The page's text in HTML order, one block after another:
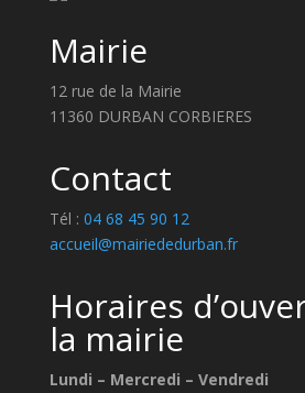
Mairie
12 rue de la Mairie
11360 DURBAN CORBIERES
Contact
Tél : 04 68 45 90 12
accueil@mairiededurban.fr
Horaires
la mairie
Lundi – Mercredi – Vendredi